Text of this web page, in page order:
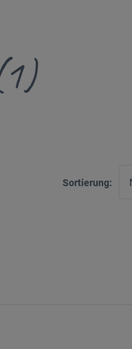
Sortierung: